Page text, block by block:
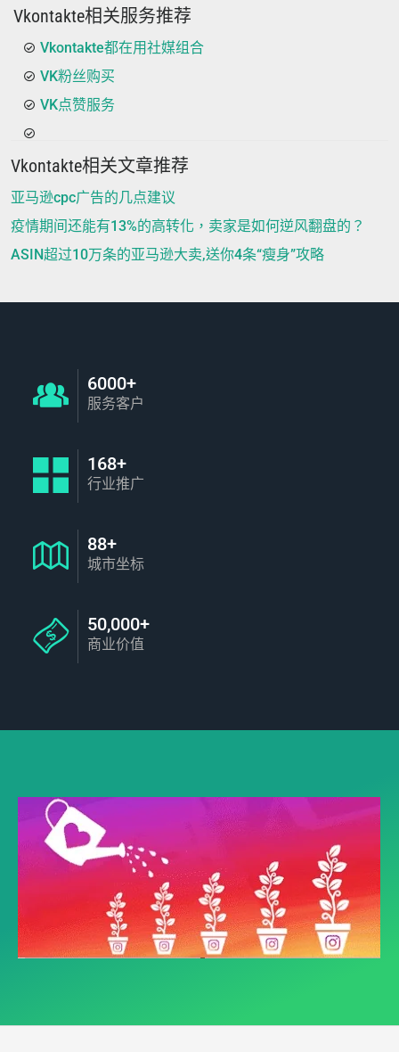
Vkontakte相关服务推荐
Vkontakte都在用社媒组合
VK粉丝购买
VK点赞服务
Vkontakte相关文章推荐
亚马逊cpc广告的几点建议
疫情期间还能有13%的高转化，卖家是如何逆风翻盘的？
ASIN超过10万条的亚马逊大卖,送你4条“瘦身”攻略
6000+
服务客户
168+
行业推广
88+
城市坐标
50,000+
商业价值